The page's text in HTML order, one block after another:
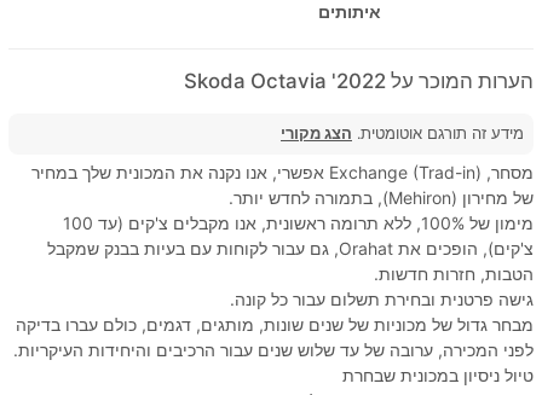
איתותים
הערות המוכר על 2022' Skoda Octavia
מידע זה תורגם אוטומטית. הצג מקורי
מסחר, Exchange (Trad-in) אפשרי, אנו נקנה את המכונית שלך במחיר
של מחירון (Mehiron), בתמורה לחדש יותר.
מימון של 100%, ללא תרומה ראשונית, אנו מקבלים צ'קים (עד 100
צ'קים), הופכים את Orahat, גם עבור לקוחות עם בעיות בבנק שמקבל
הטבות, חזרות חדשות.
גישה פרטנית ובחירת תשלום עבור כל קונה.
מבחר גדול של מכוניות של שנים שונות, מותגים, דגמים, כולם עברו בדיקה
לפני המכירה, ערובה של עד שלוש שנים עבור הרכיבים והיחידות העיקריות.
טיול ניסיון במכונית שבחרת